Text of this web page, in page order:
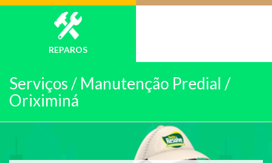
REPAROS
Serviços / Manutenção Predial /
Oriximiná